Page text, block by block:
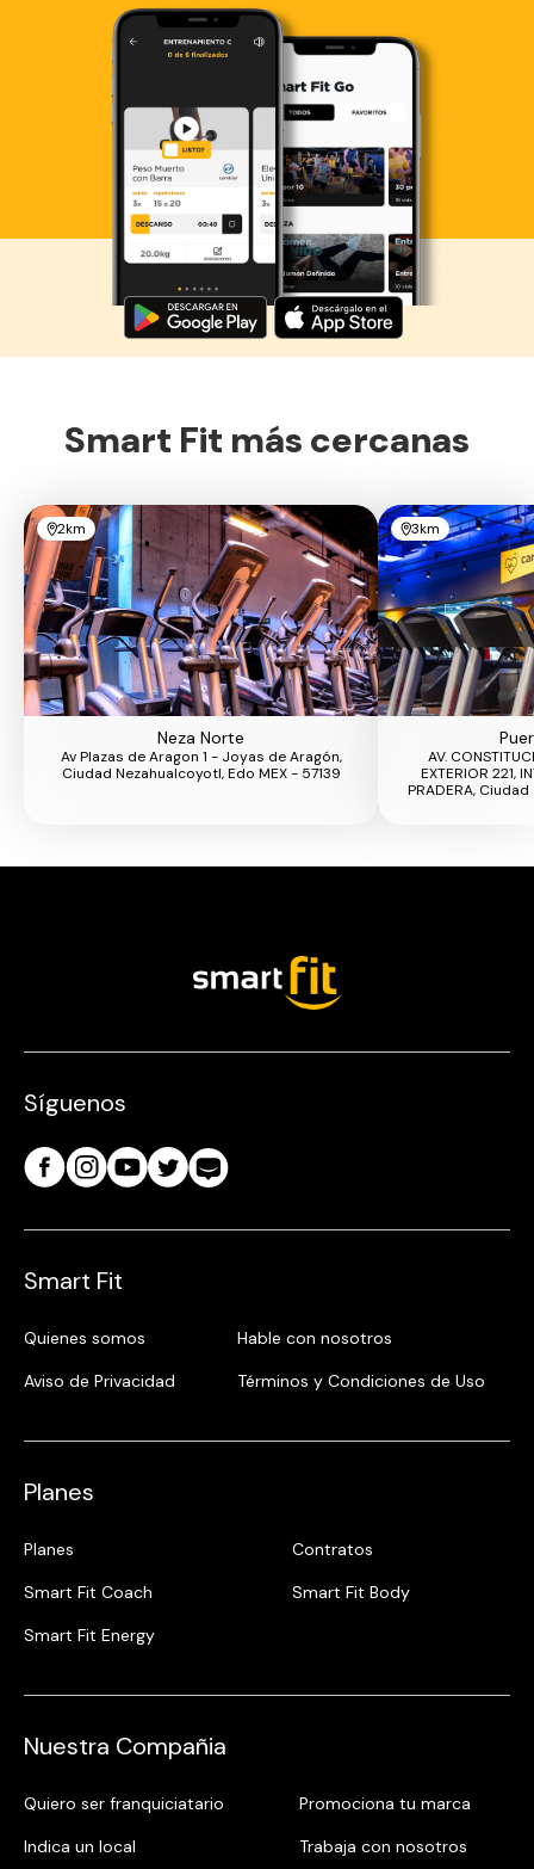
Descarga ahora lo Smart Fit App
Smart Fit más cercanas
2km
Neza Norte
Av Plazas de Aragon 1 - Joyas de Aragón,
Ciudad Nezahualcoyotl, Edo MEX - 57139
3km
AV.
EXTERIOR 221,
PRADERA,
Síguenos
Smart Fit
Quienes somos
Hable con nosotros
Aviso de Privacidad
Términos y Condiciones de Uso
Planes
Planes
Contratos
Smart Fit Coach
Smart Fit Body
Smart Fit Energy
Nuestra Compañia
Quiero ser franquiciatario
Promociona tu marca
Indica un local
Trabaja con nosotros